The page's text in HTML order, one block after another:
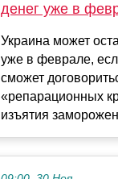
денег уже в
Украина может
уже в феврале,
сможет
«репарационных
изъятия